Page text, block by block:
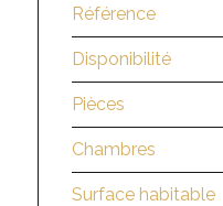
Référence
Disponibilité
Pièces
Chambres
Surface habitable